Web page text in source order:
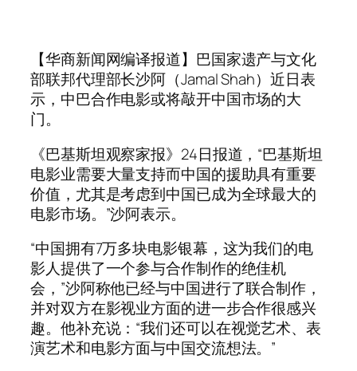
【华商新闻网编译报道】巴国家遗产与文化
部联邦代理部长沙阿（Jamal Shah）近日表
示，中巴合作电影或将敲开中国市场的大
门。
《巴基斯坦观察家报》24日报道，“巴基斯坦
电影业需要大量支持而中国的援助具有重要
价值，尤其是考虑到中国已成为全球最大的
电影市场。”沙阿表示。
“中国拥有7万多块电影银幕，这为我们的电
影人提供了一个参与合作制作的绝佳机
会，”沙阿称他已经与中国进行了联合制作，
并对双方在影视业方面的进一步合作很感兴
趣。他补充说：“我们还可以在视觉艺术、表
演艺术和电影方面与中国交流想法。”